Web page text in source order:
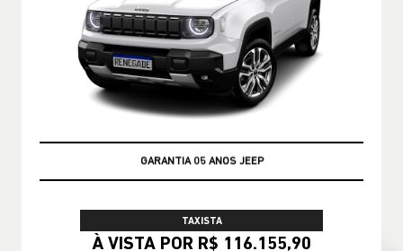
GARANTIA 05 ANOS JEEP
TAXISTA
À VISTA POR R$ 116.155,90